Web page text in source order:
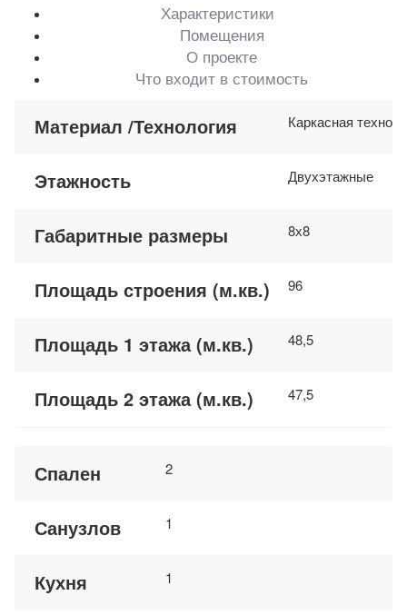
Характеристики
Помещения
О проекте
Что входит в стоимость
Материал /Технология Каркасная
Этажность Двухэтажные
Габаритные размеры 8х8
Площадь строения (м.кв.) 96
Площадь 1 этажа (м.кв.) 48,5
Площадь 2 этажа (м.кв.) 47,5
Спален 2
Санузлов 1
Кухня 1